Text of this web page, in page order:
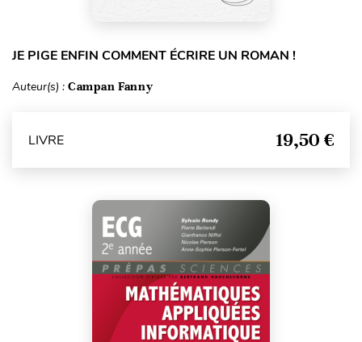
JE PIGE ENFIN COMMENT ÉCRIRE UN ROMAN !
Auteur(s) : Campan Fanny
LIVRE 19,50 €